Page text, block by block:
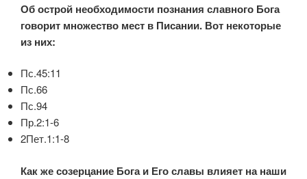
Об острой необходимости познания славного Бога
говорит множество мест в Писании. Вот некоторые
из них:
Пс.45:11
Пс.66
Пс.94
Пр.2:1-6
2Пет.1:1-8
Как же созерцание Бога и Его славы влияет на наши